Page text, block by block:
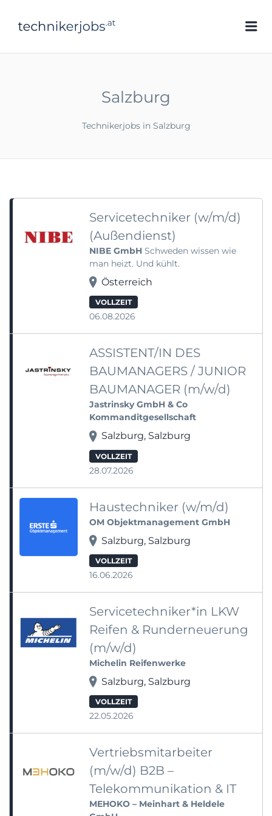
Salzburg
Technikerjobs in Salzburg
Servicetechniker (w/m/d)
(Außendienst)
NIBE GmbH Schweden wissen wie
man heizt. Und kühlt.
Österreich
VOLLZEIT
06.08.2026
ASSISTENT/IN DES
BAUMANAGERS / JUNIOR
BAUMANAGER (m/w/d)
Jastrinsky GmbH & Co
Kommanditgesellschaft
Salzburg, Salzburg
VOLLZEIT
28.07.2026
Haustechniker (w/m/d)
OM Objektmanagement GmbH
Salzburg, Salzburg
VOLLZEIT
16.06.2026
Servicetechniker*in LKW
Reifen & Runderneuerung
(m/w/d)
Michelin Reifenwerke
Salzburg, Salzburg
VOLLZEIT
22.05.2026
Vertriebsmitarbeiter
(m/w/d) B2B –
Telekommunikation & IT
MEHOKO – Meinhart & Heldele